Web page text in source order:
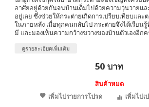
อาศัยอยู่ด้วยกันจนบ้านเต็มไปด้วยความวุ่นวายแ
อยู่เลย ซึ่งช่วยให้กระต่ายเกิดการเปรียบเทียบแล
ในภายหลัง เมื่อทุกคนกลับไป กระต่ายจึงได้เรียน
มี และมองเห็นความกว้างขวางของบ้านตัวเองอีกค
ดูรายละเอียดเพิ่มเติม
50 บาท
สินค้าหมด
เพิ่มไปรายการโปรด
เพิ่มไปเ